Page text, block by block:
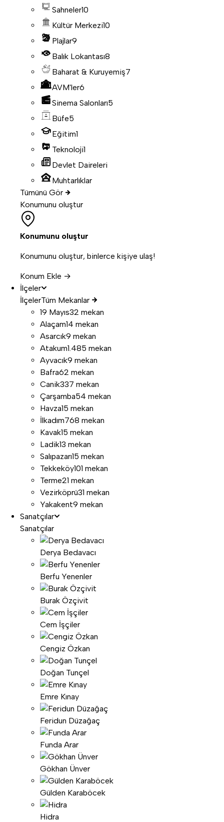
Sahneler10
Kültür Merkezi10
Plajlar9
Balık Lokantası8
Baharat & Kuruyemiş7
AVM'ler6
Sinema Salonları5
Büfe5
Eğitim1
Teknoloji1
Devlet Daireleri
Muhtarlıklar
Tümünü Gör
Konumunu oluştur
Konumunu oluştur
Konumunu oluştur, binlerce kişiye ulaş!
Konum Ekle →
İlçeler
İlçelerTüm Mekanlar
19 Mayıs32 mekan
Alaçam14 mekan
Asarcık9 mekan
Atakum1.485 mekan
Ayvacık9 mekan
Bafra62 mekan
Canik337 mekan
Çarşamba54 mekan
Havza15 mekan
İlkadım768 mekan
Kavak15 mekan
Ladik13 mekan
Salıpazarı15 mekan
Tekkeköy101 mekan
Terme21 mekan
Vezirköprü31 mekan
Yakakent9 mekan
Sanatçılar
Sanatçılar
Derya Bedavacı
Berfu Yenenler
Burak Özçivit
Cem İşçiler
Cengiz Özkan
Doğan Tunçel
Emre Kınay
Feridun Düzağaç
Funda Arar
Gökhan Ünver
Gülden Karaböcek
Hidra